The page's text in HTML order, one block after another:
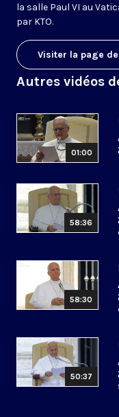
la salle Paul VI au
par KTO.
Visiter la page
Autres vidéos
01:00
58:36
58:30
50:37